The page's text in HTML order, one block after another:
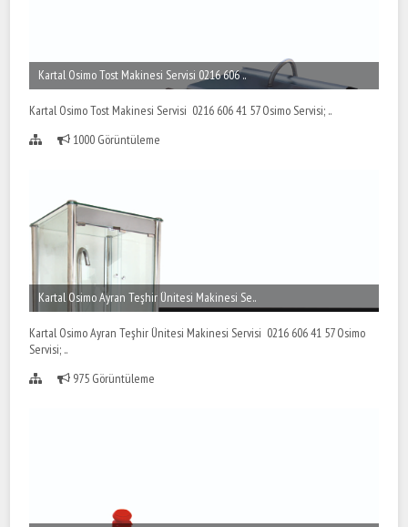
Kartal Osimo Tost Makinesi Servisi 0216 606 ..
Kartal Osimo Tost Makinesi Servisi 0216 606 41 57 Osimo Servisi; ..
1000 Görüntüleme
Kartal Osimo Ayran Teşhir Ünitesi Makinesi Se..
Kartal Osimo Ayran Teşhir Ünitesi Makinesi Servisi 0216 606 41 57 Osimo
Servisi; ..
975 Görüntüleme